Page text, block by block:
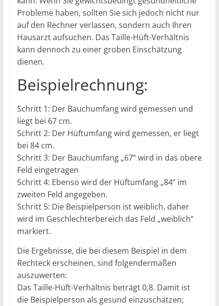
Probleme haben, sollten Sie sich jedoch nicht nur
auf den Rechner verlassen, sondern auch Ihren
Hausarzt aufsuchen. Das Taille-Hüft-Verhältnis
kann dennoch zu einer groben Einschätzung
dienen.
Beispielrechnung:
Schritt 1: Der Bauchumfang wird gemessen und
liegt bei 67 cm.
Schritt 2: Der Hüftumfang wird gemessen, er liegt
bei 84 cm.
Schritt 3: Der Bauchumfang „67“ wird in das obere
Feld eingetragen
Schritt 4: Ebenso wird der Hüftumfang „84“ im
zweiten Feld angegeben.
Schritt 5: Die Beispielperson ist weiblich, daher
wird im Geschlechterbereich das Feld „weiblich“
markiert.
Die Ergebnisse, die bei diesem Beispiel in dem
Rechteck erscheinen, sind folgendermaßen
auszuwerten:
Das Taille-Hüft-Verhältnis beträgt 0,8. Damit ist
die Beispielperson als gesund einzuschätzen;